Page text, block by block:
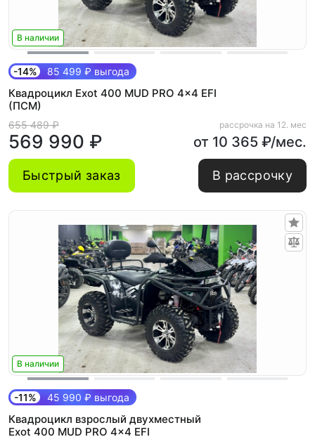
В наличии
-14% 85 499 ₽ выгода
Квадроцикл Exot 400 MUD PRO 4x4 EFI
(ПСМ)
655 489 ₽
569 990 ₽
рассрочка на 12. мес
от 10 365 ₽/мес.
Быстрый заказ В рассрочку
В наличии
-11% 45 990 ₽ выгода
Квадроцикл взрослый двухместный
Exot 400 MUD PRO 4x4 EFI